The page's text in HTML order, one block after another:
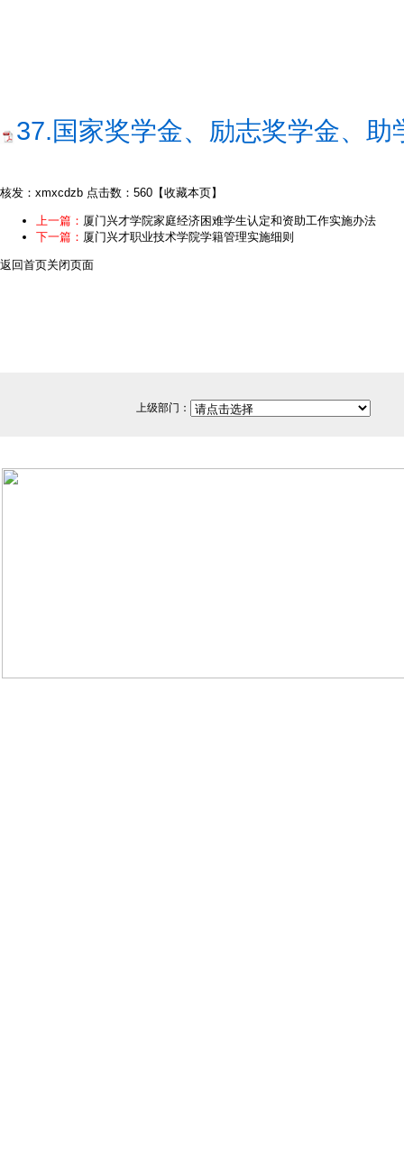
37.国家奖学金、励志奖学金、
核发：xmxcdzb 点击数：560 【收藏本页】
上一篇： 厦门兴才学院家庭经济困难学生认定和资助工作实施办法
下一篇： 厦门兴才职业技术学院学籍管理实施细则
返回首页关闭页面
上级部门：